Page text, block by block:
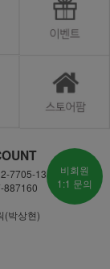
7705-13
887160
(박상현)
비회원
1:1 문의